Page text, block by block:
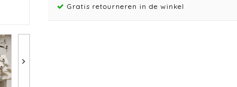
Gratis retourneren in de winkel